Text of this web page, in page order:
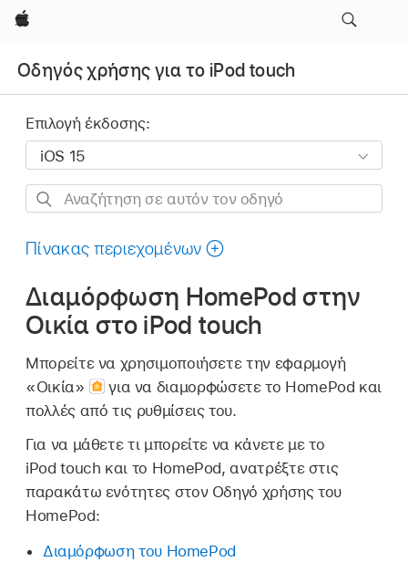
Apple
Οδηγός χρήσης για το iPod touch
Επιλογή έκδοσης:
Αναζήτηση
αυτόν
οδηγό
Πίνακας περιεχομένων
Διαμόρφωση HomePod στην
Οικία στο iPod touch
Μπορείτε να χρησιμοποιήσετε την εφαρμογή
«Οικία»
για να διαμορφώσετε το HomePod και
πολλές από τις ρυθμίσεις του.
Για να μάθετε τι μπορείτε να κάνετε με το
iPod touch και το HomePod, ανατρέξτε στις
παρακάτω ενότητες στον Οδηγό χρήσης του
HomePod:
Διαμόρφωση του HomePod